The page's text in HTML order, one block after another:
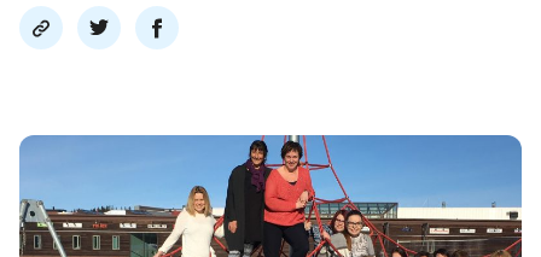
Del
link
Del
på
Del
på